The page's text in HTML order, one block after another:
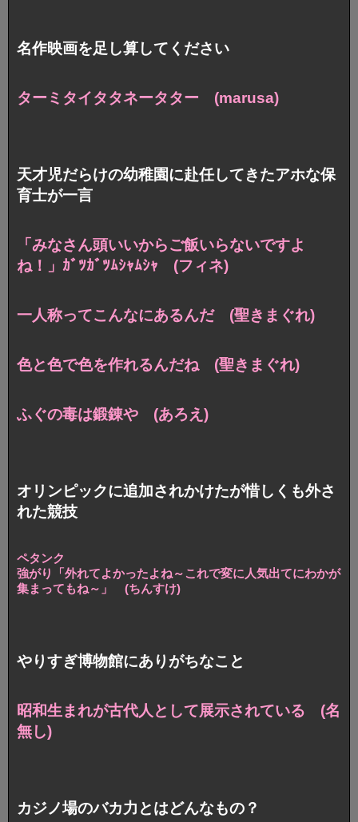
名作映画を足し算してください
ターミタイタタネータター (marusa)
天才児だらけの幼稚園に赴任してきたアホな保
育士が一言
「みなさん頭いいからご飯いらないですよ
ね！」 ｶﾞﾂｶﾞﾂﾑｼｬﾑｼｬ (フィネ)
一人称ってこんなにあるんだ (聖きまぐれ)
色と色で色を作れるんだね (聖きまぐれ)
ふぐの毒は鍛錬や (あろえ)
オリンピックに追加されかけたが惜しくも外さ
れた競技
ペタンク
強がり「外れてよかったよね～これで変に人気出てにわかが
集まってもね～」 (ちんすけ)
やりすぎ博物館にありがちなこと
昭和生まれが古代人として展示されている (名
無し)
カジノ場のバカ力とはどんなもの？